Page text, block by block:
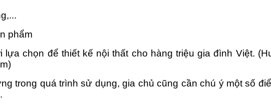
phẩm
chọn để thiết kế nội thất cho hàng triệu gia đình Việt.
trong quá trình sử dụng, gia chủ cũng cần chú ý một số